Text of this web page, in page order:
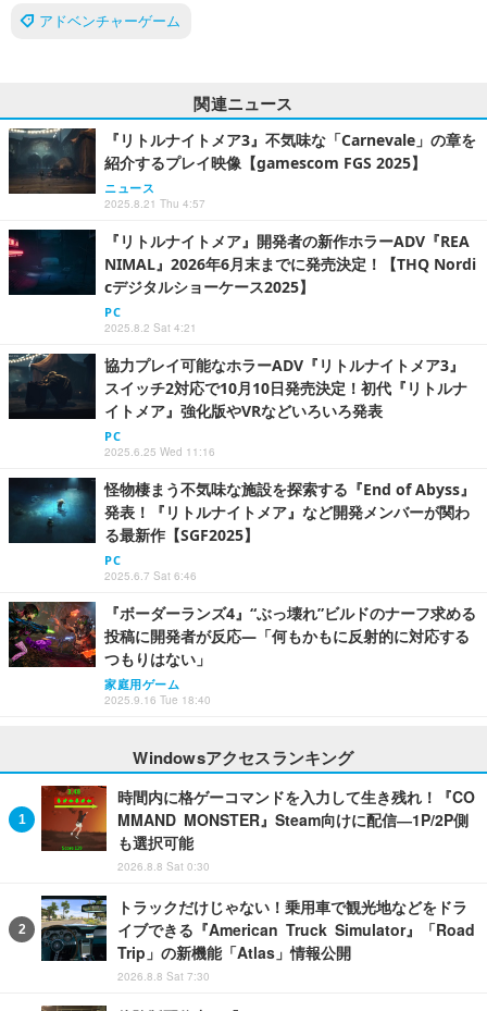
アドベンチャーゲーム
関連ニュース
『リトルナイトメア3』不気味な「Carnevale」の章を
紹介するプレイ映像【gamescom FGS 2025】
ニュース
2025.8.21 Thu 4:57
『リトルナイトメア』開発者の新作ホラーADV『REA
NIMAL』2026年6月末までに発売決定！【THQ Nordi
cデジタルショーケース2025】
PC
2025.8.2 Sat 4:21
協力プレイ可能なホラーADV『リトルナイトメア3』
スイッチ2対応で10月10日発売決定！初代『リトルナ
イトメア』強化版やVRなどいろいろ発表
PC
2025.6.25 Wed 11:16
怪物棲まう不気味な施設を探索する『End of Abyss』
発表！『リトルナイトメア』など開発メンバーが関わ
る最新作【SGF2025】
PC
2025.6.7 Sat 6:46
『ボーダーランズ4』“ぶっ壊れ”ビルドのナーフ求める
投稿に開発者が反応―「何もかもに反射的に対応する
つもりはない」
家庭用ゲーム
2025.9.16 Tue 18:40
Windowsアクセスランキング
時間内に格ゲーコマンドを入力して生き残れ！『CO
MMAND MONSTER』Steam向けに配信―1P/2P側
も選択可能
2026.8.8 Sat 0:30
トラックだけじゃない！乗用車で観光地などをドラ
イブできる『American Truck Simulator』「Road
Trip」の新機能「Atlas」情報公開
2026.8.8 Sat 7:30